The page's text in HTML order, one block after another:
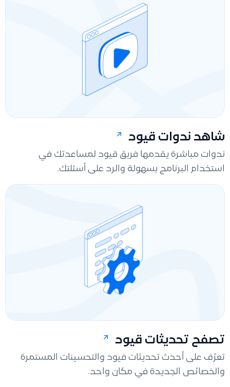
شاهد ندوات قيود
ندوات مباشرة يقدمها فريق قيود لمساعدتك في
استخدام البرنامج بسهولة والرد على أسئلتك.
تصفح تحديثات قيود
تعرّف على أحدث تحديثات فيود والتحسينات المستمرة
والخصائص الجديدة في مكان واحد.